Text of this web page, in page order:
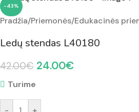
-43%
Pradžia/Priemonės/Edukacinės
Ledų stendas L40180
42.00€ 24.00€
Turime